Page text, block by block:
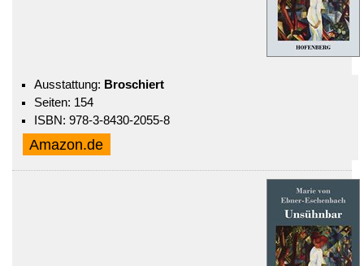
Ausstattung: Broschiert
Seiten: 154
ISBN: 978-3-8430-2055-8
Amazon.de